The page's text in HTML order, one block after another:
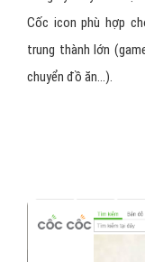
Cốc icon phù hợp
trung thành lớn
chuyển đồ ăn…).